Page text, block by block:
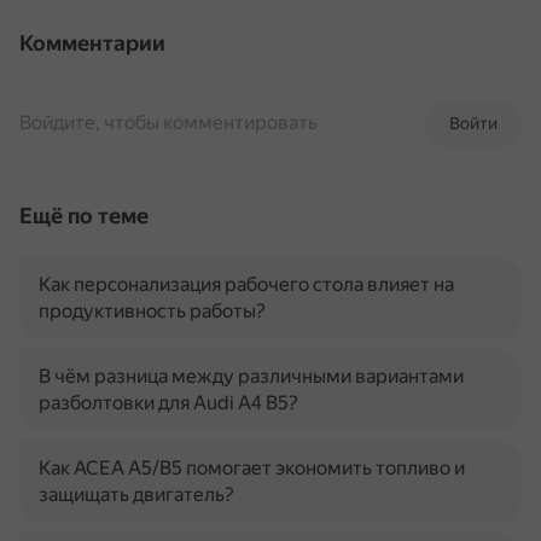
Комментарии
Войти
Войдите, чтобы комментировать
Ещё по теме
Как персонализация рабочего стола влияет на
продуктивность работы?
В чём разница между различными вариантами
разболтовки для Audi A4 B5?
Как ACEA A5/B5 помогает экономить топливо и
защищать двигатель?